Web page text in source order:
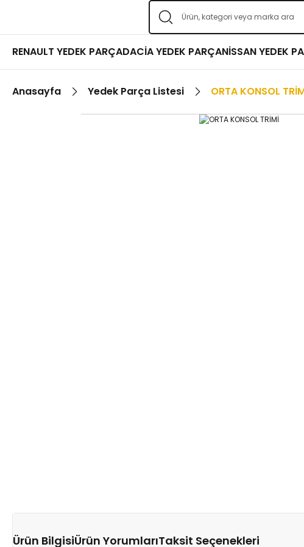
RENAULT YEDEK PARÇADACİA YEDEK PARÇANİSSAN YEDEK
Anasayfa Yedek Parça Listesi ORTA KONSOL
Ürün BilgisiÜrün YorumlarıTaksit Seçenekleri